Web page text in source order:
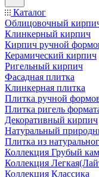
Каталог
Облицовочный
Клинкерный кирпич
Кирпич ручной
Керамический кирпич
Ригельный кирпич
Фасадная плитка
Клинкерная плитка
Плитка ручной
Плитка ригель
Декоративный кирпич
Натуральный
Плитка из
Коллекция Грубый
Коллекция
Коллекция Классика